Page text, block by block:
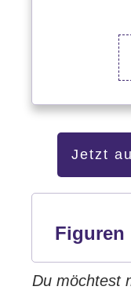
Jetzt
Figuren
Du möchtest